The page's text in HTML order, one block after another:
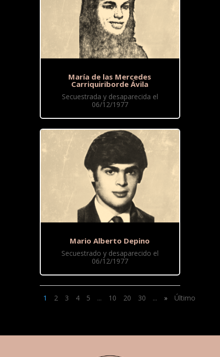
María de las Mercedes
Carriquiriborde Ávila
Secuestrada y desaparecida el
06/12/1977
Mario Alberto Depino
Secuestrado y desaparecido el
06/12/1977
1 2 3 4 5 ... 10 20 30 ... » Último